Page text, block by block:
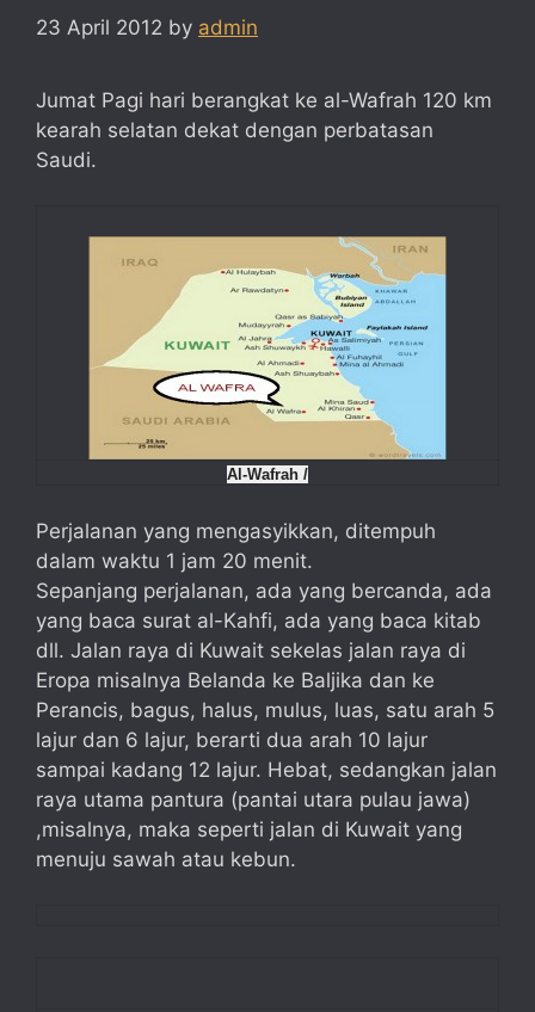
23 April 2012 by admin
Jumat Pagi hari berangkat ke al-Wafrah 120 km
kearah selatan dekat dengan perbatasan
Saudi.
Al-Wafrah /
Perjalanan yang mengasyikkan, ditempuh
dalam waktu 1 jam 20 menit.
Sepanjang perjalanan, ada yang bercanda, ada
yang baca surat al-Kahfi, ada yang baca kitab
dll. Jalan raya di Kuwait sekelas jalan raya di
Eropa misalnya Belanda ke Baljika dan ke
Perancis, bagus, halus, mulus, luas, satu arah 5
lajur dan 6 lajur, berarti dua arah 10 lajur
sampai kadang 12 lajur. Hebat, sedangkan jalan
raya utama pantura (pantai utara pulau jawa)
,misalnya, maka seperti jalan di Kuwait yang
menuju sawah atau kebun.